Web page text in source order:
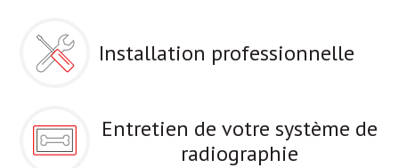
Installation professionnelle
Entretien de votre système de
radiographie